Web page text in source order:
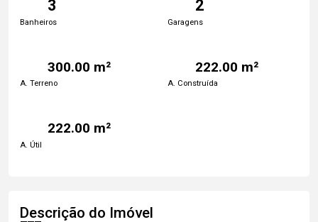
3
Banheiros
2
Garagens
300.00 m²
A. Terreno
222.00 m²
A. Construída
222.00 m²
A. Útil
Descrição do Imóvel